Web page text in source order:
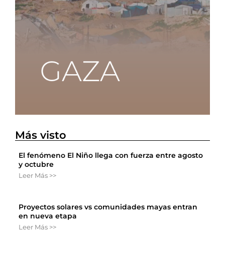
Más visto
El fenómeno El Niño llega con fuerza entre agosto
y octubre
Leer Más >>
Proyectos solares vs comunidades mayas entran
en nueva etapa
Leer Más >>